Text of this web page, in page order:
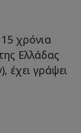
χρόνια
Ελλάδας
έχει γράψει